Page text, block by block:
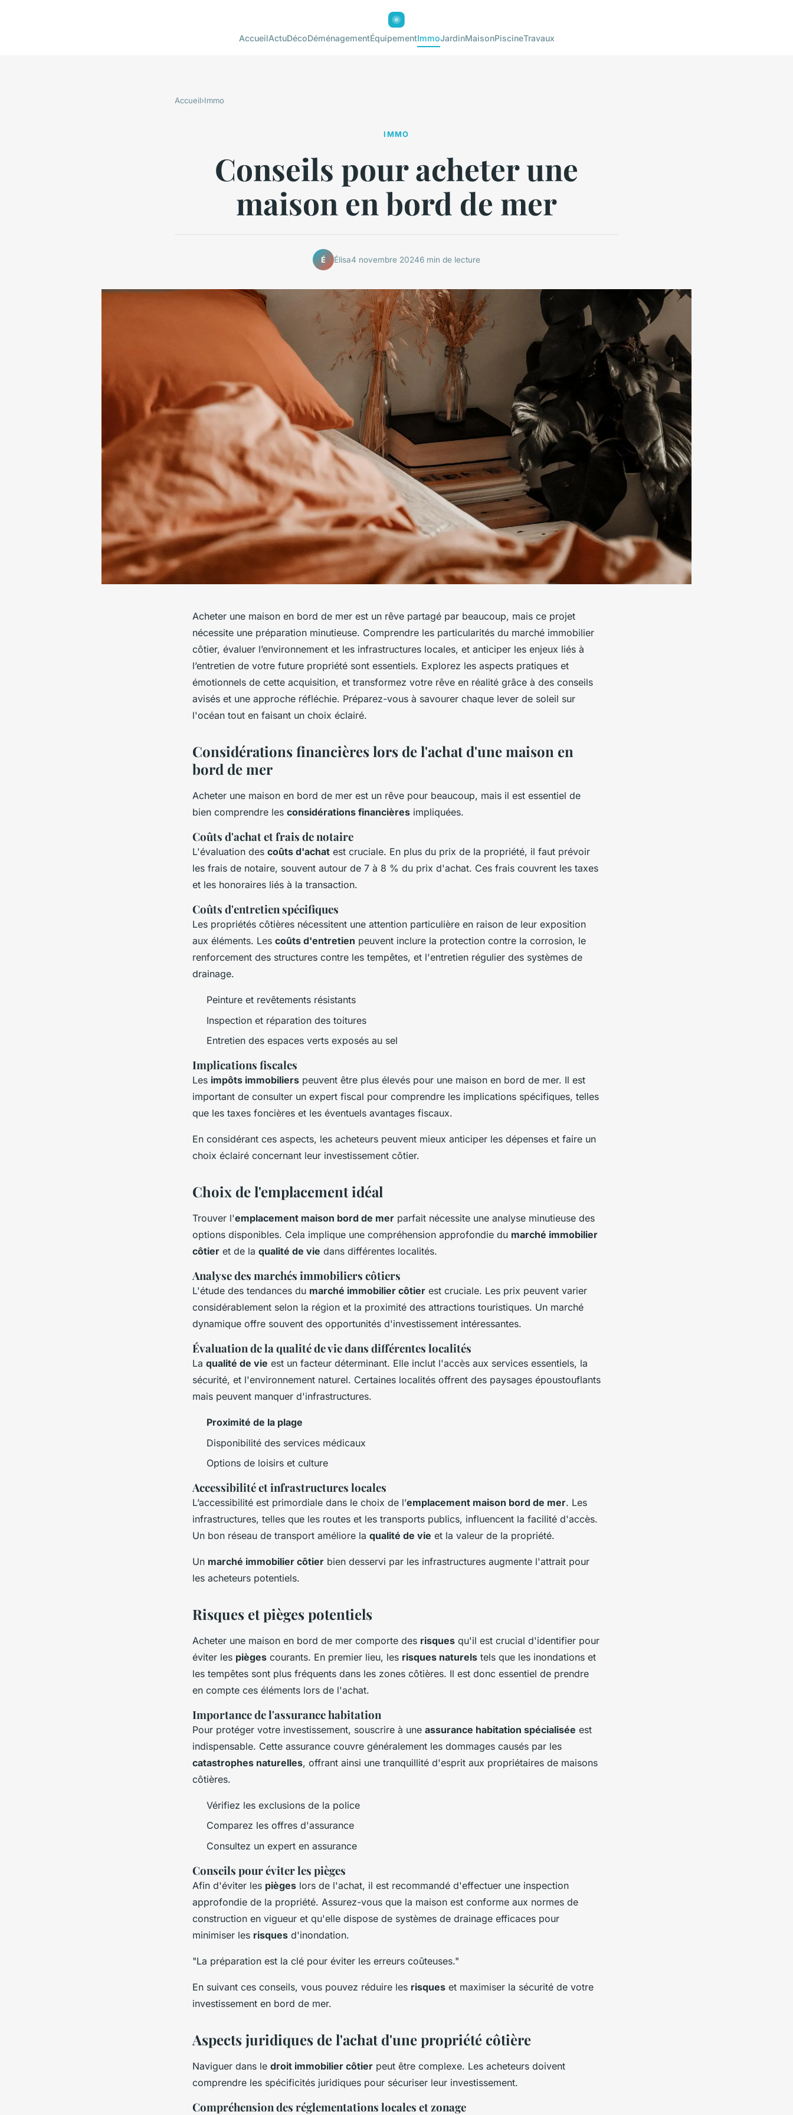
AccueilActuDécoDéménagementÉquipementImmoJardinMaisonPiscineTravaux
Accueil›Immo
IMMO
Conseils pour acheter une
maison en bord de mer
É Élisa4 novembre 20246 min de lecture
Acheter une maison en bord de mer est un rêve partagé par beaucoup, mais ce projet
nécessite une préparation minutieuse. Comprendre les particularités du marché immobilier
côtier, évaluer l’environnement et les infrastructures locales, et anticiper les enjeux liés à
l’entretien de votre future propriété sont essentiels. Explorez les aspects pratiques et
émotionnels de cette acquisition, et transformez votre rêve en réalité grâce à des conseils
avisés et une approche réfléchie. Préparez-vous à savourer chaque lever de soleil sur
l'océan tout en faisant un choix éclairé.
Considérations financières lors de l'achat d'une maison en
bord de mer
Acheter une maison en bord de mer est un rêve pour beaucoup, mais il est essentiel de
bien comprendre les considérations financières impliquées.
Coûts d'achat et frais de notaire
L'évaluation des coûts d'achat est cruciale. En plus du prix de la propriété, il faut prévoir
les frais de notaire, souvent autour de 7 à 8 % du prix d'achat. Ces frais couvrent les taxes
et les honoraires liés à la transaction.
Coûts d'entretien spécifiques
Les propriétés côtières nécessitent une attention particulière en raison de leur exposition
aux éléments. Les coûts d'entretien peuvent inclure la protection contre la corrosion, le
renforcement des structures contre les tempêtes, et l'entretien régulier des systèmes de
drainage.
Peinture et revêtements résistants
Inspection et réparation des toitures
Entretien des espaces verts exposés au sel
Implications fiscales
Les impôts immobiliers peuvent être plus élevés pour une maison en bord de mer. Il est
important de consulter un expert fiscal pour comprendre les implications spécifiques, telles
que les taxes foncières et les éventuels avantages fiscaux.
En considérant ces aspects, les acheteurs peuvent mieux anticiper les dépenses et faire un
choix éclairé concernant leur investissement côtier.
Choix de l'emplacement idéal
Trouver l'emplacement maison bord de mer parfait nécessite une analyse minutieuse des
options disponibles. Cela implique une compréhension approfondie du marché immobilier
côtier et de la qualité de vie dans différentes localités.
Analyse des marchés immobiliers côtiers
L'étude des tendances du marché immobilier côtier est cruciale. Les prix peuvent varier
considérablement selon la région et la proximité des attractions touristiques. Un marché
dynamique offre souvent des opportunités d'investissement intéressantes.
Évaluation de la qualité de vie dans différentes localités
La qualité de vie est un facteur déterminant. Elle inclut l'accès aux services essentiels, la
sécurité, et l'environnement naturel. Certaines localités offrent des paysages époustouflants
mais peuvent manquer d'infrastructures.
Proximité de la plage
Disponibilité des services médicaux
Options de loisirs et culture
Accessibilité et infrastructures locales
L’accessibilité est primordiale dans le choix de l’emplacement maison bord de mer. Les
infrastructures, telles que les routes et les transports publics, influencent la facilité d'accès.
Un bon réseau de transport améliore la qualité de vie et la valeur de la propriété.
Un marché immobilier côtier bien desservi par les infrastructures augmente l'attrait pour
les acheteurs potentiels.
Risques et pièges potentiels
Acheter une maison en bord de mer comporte des risques qu'il est crucial d'identifier pour
éviter les pièges courants. En premier lieu, les risques naturels tels que les inondations et
les tempêtes sont plus fréquents dans les zones côtières. Il est donc essentiel de prendre
en compte ces éléments lors de l'achat.
Importance de l'assurance habitation
Pour protéger votre investissement, souscrire à une assurance habitation spécialisée est
indispensable. Cette assurance couvre généralement les dommages causés par les
catastrophes naturelles, offrant ainsi une tranquillité d'esprit aux propriétaires de maisons
côtières.
Vérifiez les exclusions de la police
Comparez les offres d'assurance
Consultez un expert en assurance
Conseils pour éviter les pièges
Afin d'éviter les pièges lors de l'achat, il est recommandé d'effectuer une inspection
approfondie de la propriété. Assurez-vous que la maison est conforme aux normes de
construction en vigueur et qu'elle dispose de systèmes de drainage efficaces pour
minimiser les risques d'inondation.
"La préparation est la clé pour éviter les erreurs coûteuses."
En suivant ces conseils, vous pouvez réduire les risques et maximiser la sécurité de votre
investissement en bord de mer.
Aspects juridiques de l'achat d'une propriété côtière
Naviguer dans le droit immobilier côtier peut être complexe. Les acheteurs doivent
comprendre les spécificités juridiques pour sécuriser leur investissement.
Compréhension des réglementations locales et zonage